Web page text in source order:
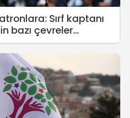
Sırf kaptanı
bazı çevreler...